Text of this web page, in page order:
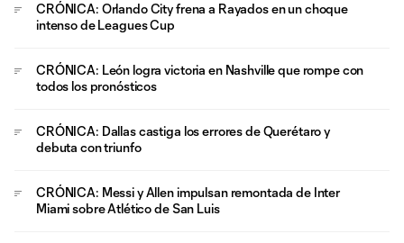
CRÓNICA: Orlando City frena a Rayados en un choque
intenso de Leagues Cup
CRÓNICA: León logra victoria en Nashville que rompe con
todos los pronósticos
CRÓNICA: Dallas castiga los errores de Querétaro y
debuta con triunfo
CRÓNICA: Messi y Allen impulsan remontada de Inter
Miami sobre Atlético de San Luis